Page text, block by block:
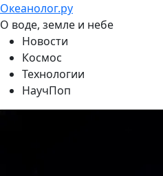
Океанолог.ру
О воде, земле и небе
Новости
Космос
Технологии
НаучПоп